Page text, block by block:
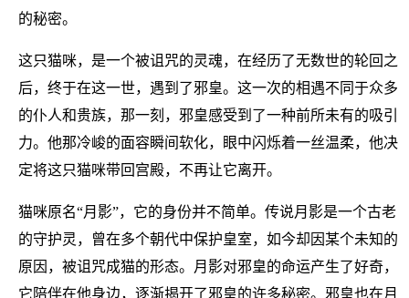
的秘密。
这只猫咪，是一个被诅咒的灵魂，在经历了无数世的轮回之
后，终于在这一世，遇到了邪皇。这一次的相遇不同于众多
的仆人和贵族，那一刻，邪皇感受到了一种前所未有的吸引
力。他那冷峻的面容瞬间软化，眼中闪烁着一丝温柔，他决
定将这只猫咪带回宫殿，不再让它离开。
猫咪原名“月影”，它的身份并不简单。传说月影是一个古老
的守护灵，曾在多个朝代中保护皇室，如今却因某个未知的
原因，被诅咒成猫的形态。月影对邪皇的命运产生了好奇，
它陪伴在他身边，逐渐揭开了邪皇的许多秘密。邪皇也在月